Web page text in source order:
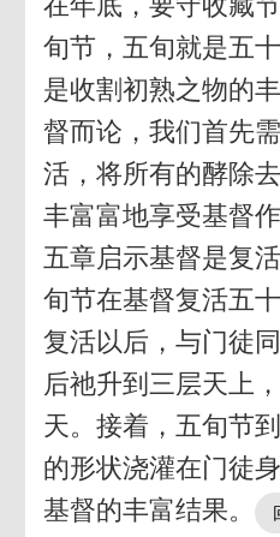
旬节，五旬就是五
是收割初熟之物的
督而论，我们首先
活，将所有的酵除
丰富富地享受基督
五章启示基督是复
旬节在基督复活五
复活以后，与门徒
后祂升到三层天上
天。接着，五旬节
的形状浇灌在门徒
基督的丰富结果。